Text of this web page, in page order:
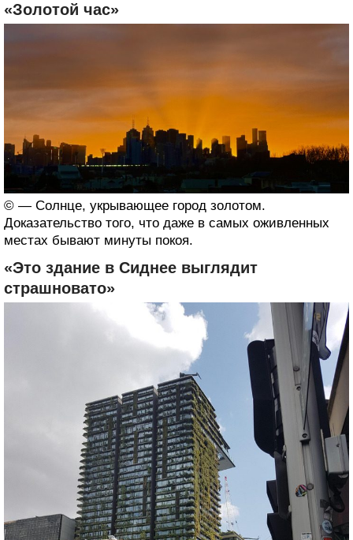
«Золотой час»
© — Солнце, укрывающее город золотом.
Доказательство того, что даже в самых оживленных
местах бывают минуты покоя.
«Это здание в Сиднее выглядит
страшновато»